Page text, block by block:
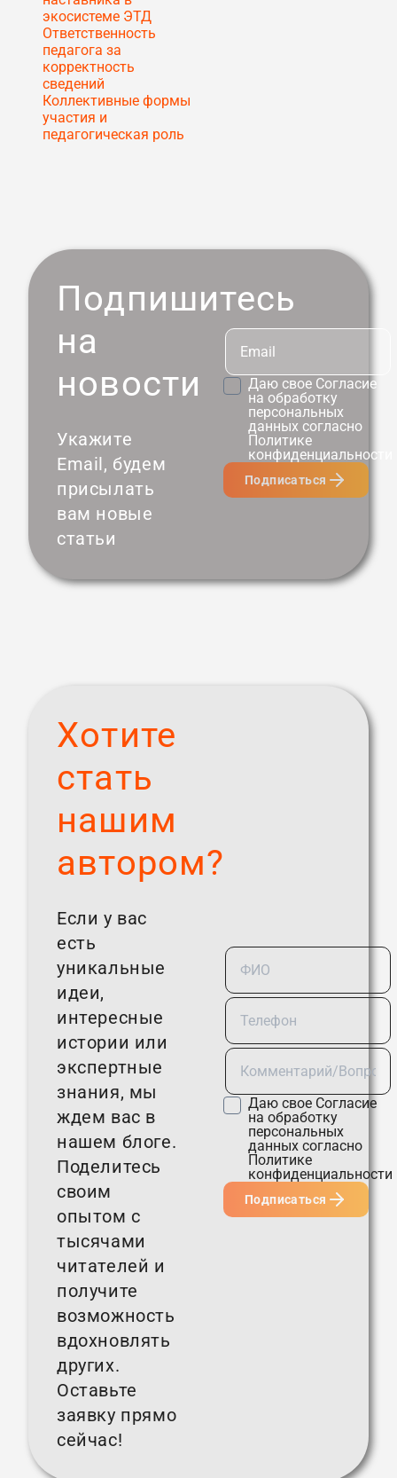
экосистеме ЭТД
Ответственность
педагога за
корректность
сведений
Коллективные формы
участия и
педагогическая роль
Подпишитесь
на
новости
Укажите
Email, будем
присылать
вам новые
статьи
Даю свое Согласие
на обработку
персональных
данных согласно
Политике
конфиденциальности
Подписаться
Хотите
стать
нашим
автором?
Если у вас
есть
уникальные
идеи,
интересные
истории или
экспертные
знания, мы
ждем вас в
нашем блоге.
Поделитесь
своим
опытом с
тысячами
читателей и
получите
возможность
вдохновлять
других.
Оставьте
заявку прямо
сейчас!
Даю свое Согласие
на обработку
персональных
данных согласно
Политике
конфиденциальности
Подписаться